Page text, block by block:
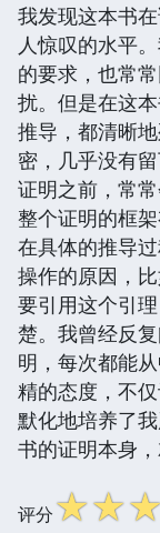
我发现这本书
人惊叹的水平
的要求，也常
扰。但是在这
推导，都清晰
密，几乎没有
证明之前，常
整个证明的框
在具体的推导
操作的原因，
要引用这个引
楚。我曾经反
明，每次都能
精的态度，不
默化地培养了
书的证明本身，
评分☆☆☆